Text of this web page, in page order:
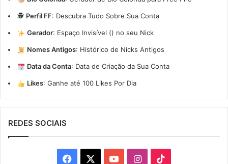
🕵️ Perfil FF: Descubra Tudo Sobre Sua Conta
Gerador: Espaço Invisível (ㅤ) no seu Nick
Nomes Antigos: Histórico de Nicks Antigos
Data da Conta: Data de Criação da Sua Conta
Likes: Ganhe até 100 Likes Por Dia
REDES SOCIAIS
Facebook YouTubeInstagram